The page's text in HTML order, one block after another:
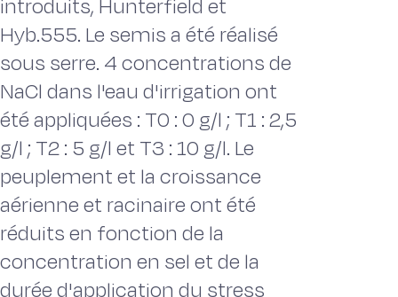
introduits, Hunterfield et
Hyb.555. Le semis a été réalisé
sous serre. 4 concentrations de
NaCl dans l'eau d'irrigation ont
été appliquées : T0 : 0 g/l ; T1 : 2,5
g/l ; T2 : 5 g/l et T3 : 10 g/l. Le
peuplement et la croissance
aérienne et racinaire ont été
réduits en fonction de la
concentration en sel et de la
durée d'application du stress